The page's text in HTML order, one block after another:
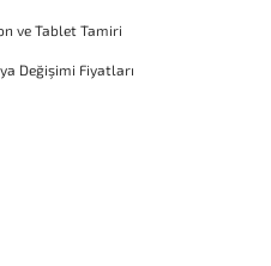
ve Tablet Tamiri
Değişimi Fiyatları